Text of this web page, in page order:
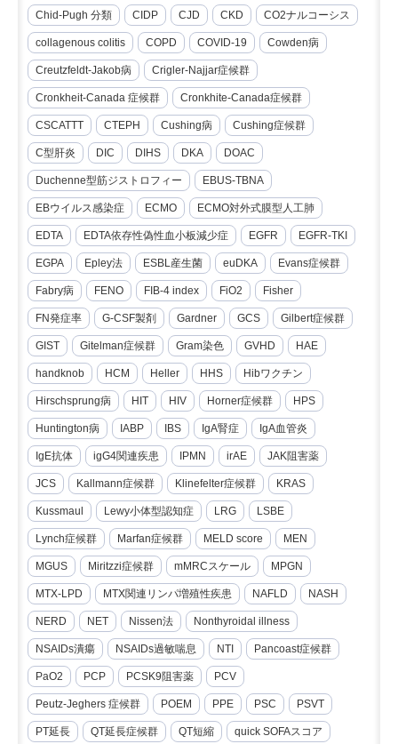
Chid-Pugh 分類 CIDP CJD CKD CO2ナルコーシス
collagenous colitis COPD COVID-19 Cowden病
Creutzfeldt-Jakob病 Crigler-Najjar症候群
Cronkheit-Canada 症候群 Cronkhite-Canada症候群
CSCATTT CTEPH Cushing病 Cushing症候群
C型肝炎 DIC DIHS DKA DOAC
Duchenne型筋ジストロフィー EBUS-TBNA
EBウイルス感染症 ECMO ECMO対外式膜型人工肺
EDTA EDTA依存性偽性血小板減少症 EGFR EGFR-TKI
EGPA Epley法 ESBL産生菌 euDKA Evans症候群
Fabry病 FENO FIB-4 index FiO2 Fisher
FN発症率 G-CSF製剤 Gardner GCS Gilbert症候群
GIST Gitelman症候群 Gram染色 GVHD HAE
handknob HCM Heller HHS Hibワクチン
Hirschsprung病 HIT HIV Horner症候群 HPS
Huntington病 IABP IBS IgA腎症 IgA血管炎
IgE抗体 igG4関連疾患 IPMN irAE JAK阻害薬
JCS Kallmann症候群 Klinefelter症候群 KRAS
Kussmaul Lewy小体型認知症 LRG LSBE
Lynch症候群 Marfan症候群 MELD score MEN
MGUS Miritzzi症候群 mMRCスケール MPGN
MTX-LPD MTX関連リンパ増殖性疾患 NAFLD NASH
NERD NET Nissen法 Nonthyroidal illness
NSAIDs潰瘍 NSAIDs過敏喘息 NTI Pancoast症候群
PaO2 PCP PCSK9阻害薬 PCV
Peutz-Jeghers 症候群 POEM PPE PSC PSVT
PT延長 QT延長症候群 QT短縮 quick SOFAスコア